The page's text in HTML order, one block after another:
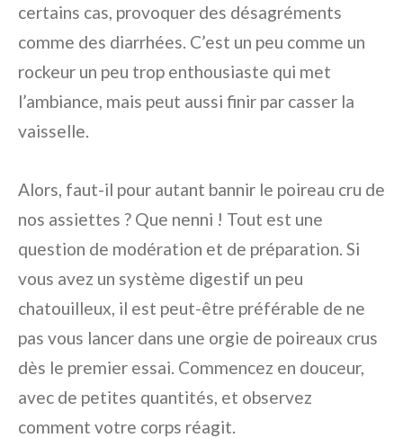
certains cas, provoquer des désagréments
comme des diarrhées. C’est un peu comme un
rockeur un peu trop enthousiaste qui met
l’ambiance, mais peut aussi finir par casser la
vaisselle.
Alors, faut-il pour autant bannir le poireau cru de
nos assiettes ? Que nenni ! Tout est une
question de modération et de préparation. Si
vous avez un système digestif un peu
chatouilleux, il est peut-être préférable de ne
pas vous lancer dans une orgie de poireaux crus
dès le premier essai. Commencez en douceur,
avec de petites quantités, et observez
comment votre corps réagit.